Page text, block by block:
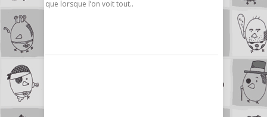
que lorsque l’on voit tout..